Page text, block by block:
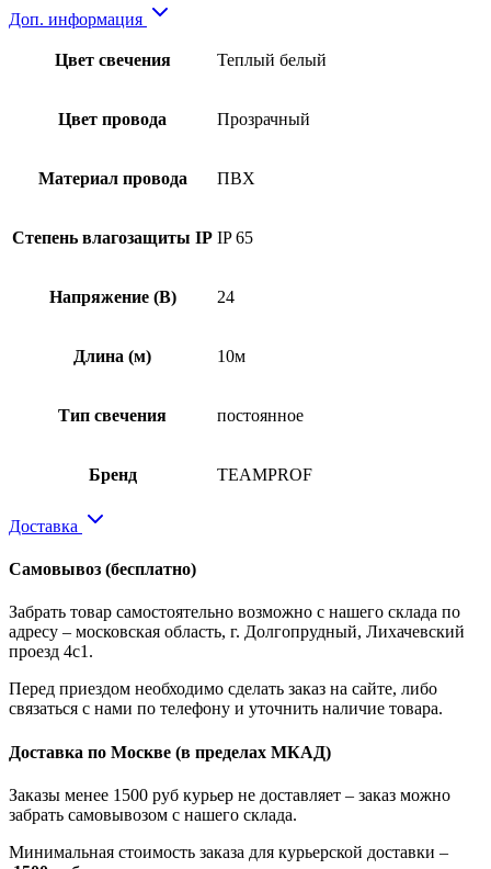
Доп. информация
Цвет свечения Теплый белый
Цвет провода Прозрачный
Материал провода ПВХ
Степень влагозащиты IP IP 65
Напряжение (В) 24
Длина (м) 10м
Тип свечения постоянное
Бренд ТEAMPROF
Доставка
Самовывоз (бесплатно)
Забрать товар самостоятельно возможно с нашего склада по
адресу – московская область, г. Долгопрудный, Лихачевский
проезд 4с1.
Перед приездом необходимо сделать заказ на сайте, либо
связаться с нами по телефону и уточнить наличие товара.
Доставка по Москве (в пределах МКАД)
Заказы менее 1500 руб курьер не доставляет – заказ можно
забрать самовывозом с нашего склада.
Минимальная стоимость заказа для курьерской доставки –